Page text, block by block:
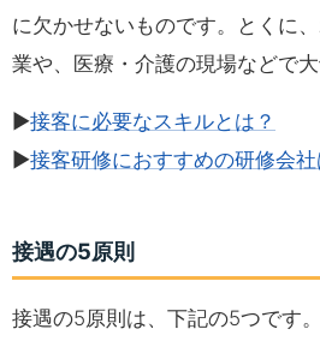
に欠かせないものです。とくに
業や、医療・介護の現場などで大
▶接客に必要なスキルとは？
▶接客研修におすすめの研修会
接遇の5原則
接遇の5原則は、下記の5つです。